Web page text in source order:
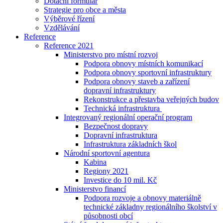
Strategie pro obce a města
Výběrové řízení
Vzdělávání
Reference
Reference 2021
Ministerstvo pro místní rozvoj
Podpora obnovy místních komunikací
Podpora obnovy sportovní infrastruktury
Podpora obnovy staveb a zařízení
dopravní infrastruktury
Rekonstrukce a přestavba veřejných budov
Technická infrastruktura
Integrovaný regionální operační program
Bezpečnost dopravy
Dopravní infrastruktura
Infrastruktura základních škol
Národní sportovní agentura
Kabina
Regiony 2021
Investice do 10 mil. Kč
Ministerstvo financí
Podpora rozvoje a obnovy materiálně
technické základny regionálního školství v
působnosti obcí